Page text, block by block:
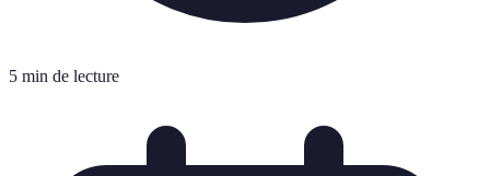
5 min de lecture